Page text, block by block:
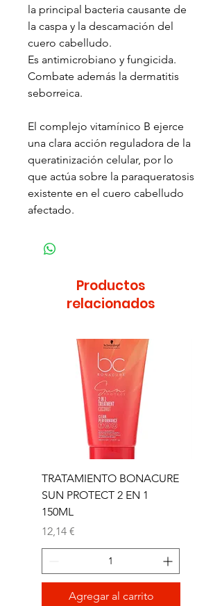
la principal bacteria causante de
la caspa y la descamación del
cuero cabelludo.
Es antimicrobiano y fungicida.
Combate además la dermatitis
seborreica.
El complejo vitamínico B ejerce
una clara acción reguladora de la
queratinización celular, por lo
que actúa sobre la paraqueratosis
existente en el cuero cabelludo
afectado.
Productos
relacionados
TRATAMIENTO BONACURE
SUN PROTECT 2 EN 1
150ML
Precio
12,14 €
Agregar al carrito